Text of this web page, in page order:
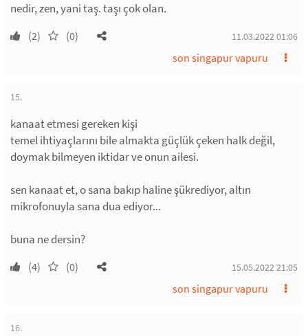
nedir, zen, yani taş. taşı çok olan.
(2) (0) 11.03.2022 01:06
son singapur vapuru
15.
kanaat etmesi gereken kişi
temel ihtiyaçlarını bile almakta güçlük çeken halk değil,
doymak bilmeyen iktidar ve onun ailesi.
sen kanaat et, o sana bakıp haline şükrediyor, altın
mikrofonuyla sana dua ediyor...
buna ne dersin?
(4) (0) 15.05.2022 21:05
son singapur vapuru
16.